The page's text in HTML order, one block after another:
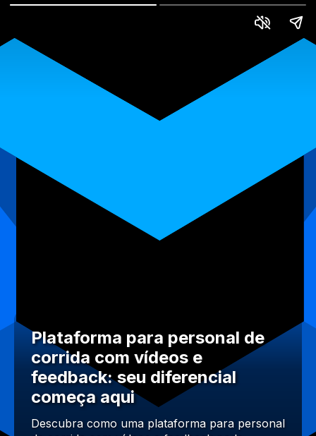
Plataforma para personal de
corrida com vídeos e
feedback: seu diferencial
começa aqui
Descubra como uma plataforma para personal